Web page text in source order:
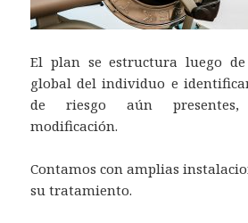
El plan se estructura luego
global del individuo e
de riesgo aún
modificación.
Contamos con amplias
su tratamiento.